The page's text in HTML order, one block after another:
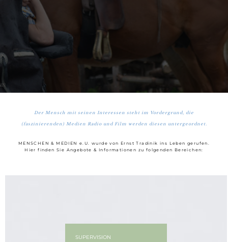
Der Mensch mit seinen Interessen steht im Vordergrund, die
(faszinierenden) Medien Radio und Film werden diesen untergeordnet.
MENSCHEN & MEDIEN e.U. wurde von Ernst Tradinik ins Leben gerufen.
Hier finden Sie Angebote & Informationen zu folgenden Bereichen:
SUPERVISION